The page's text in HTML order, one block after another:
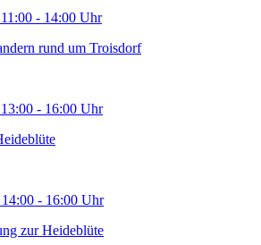
- 14:00 Uhr
rund um Troisdorf
- 16:00 Uhr
- 16:00 Uhr
zur Heideblüte